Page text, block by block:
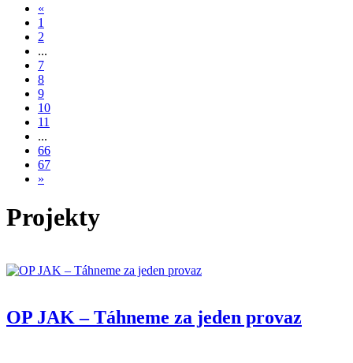
«
1
2
...
7
8
9(aktuální)
10
11
...
66
67
»
Projekty
OP JAK – Táhneme za jeden provaz